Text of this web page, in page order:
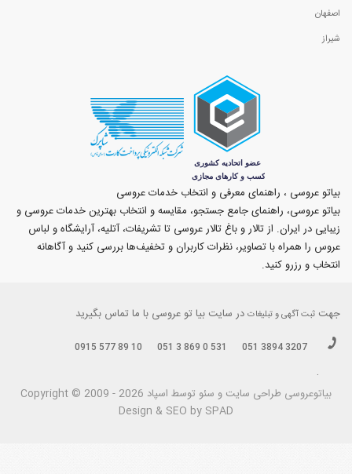
اصفهان
شیراز
بیاتو عروسی ، راهنمای معرفی و انتخاب خدمات عروسی
بیاتو عروسی، راهنمای جامع جستجو، مقایسه و انتخاب بهترین خدمات عروسی و
زیبایی در ایران. از تالار و باغ تالار عروسی تا تشریفات، آتلیه، آرایشگاه و لباس
عروس را همراه با تصاویر، نظرات کاربران و تخفیف‌ها بررسی کنید و آگاهانه
انتخاب و رزرو کنید.
جهت ثبت آگهی و تبلیغات در سایت بیا تو عروسی با ما تماس بگیرید
051 3894 3207
051 3 869 0 531
0915 577 89 10
.
بیاتوعروسی Copyright © 2009 - 2026 طراحی سايت و سئو توسط اسپاد
Design & SEO by SPAD